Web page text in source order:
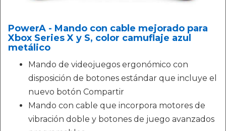
PowerA - Mando con cable mejorado para
Xbox Series X y S, color camuflaje azul
metálico
Mando de videojuegos ergonómico con
disposición de botones estándar que incluye el
nuevo botón Compartir
Mando con cable que incorpora motores de
vibración doble y botones de juego avanzados